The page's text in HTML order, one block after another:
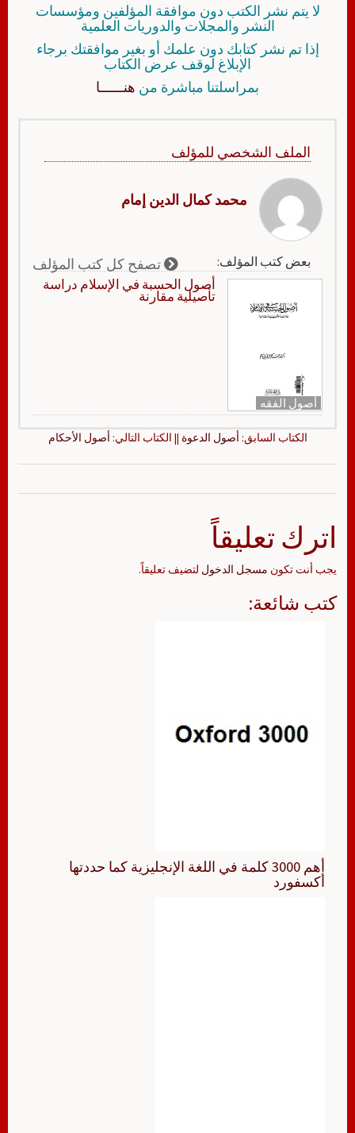
لا يتم نشر الكتب دون موافقة المؤلفين ومؤسسات
النشر والمجلات والدوريات العلمية
إذا تم نشر كتابك دون علمك أو بغير موافقتك برجاء
الإبلاغ لوقف عرض الكتاب
بمراسلتنا مباشرة من هنــــــا
الملف الشخصي للمؤلف
محمد كمال الدين إمام
بعض كتب المؤلف: تصفح كل كتب المؤلف
أصول الفقه
أصول الحسبة في الإسلام دراسة
تأصيلية مقارنة
الكتاب السابق: أصول الدعوة || الكتاب التالي: أصول الأحكام
اترك تعليقاً
يجب أنت تكون مسجل الدخول لتضيف تعليقاً.
كتب شائعة:
أهم 3000 كلمة في اللغة الإنجليزية كما حددتها
أكسفورد